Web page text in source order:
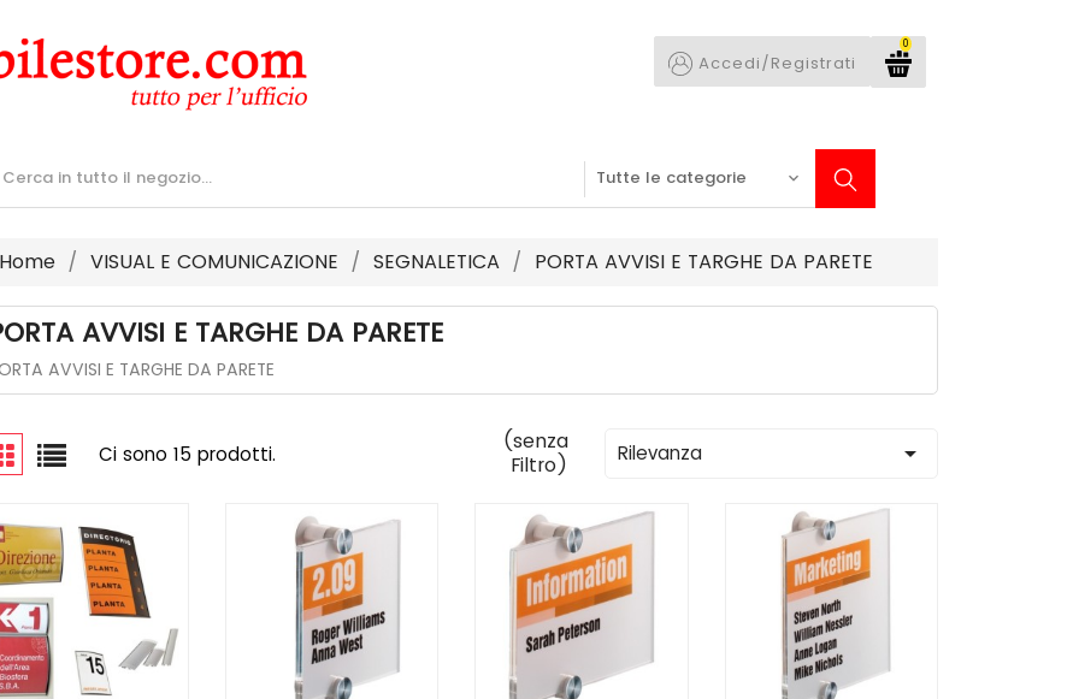
0
Accedi/Registrati
VISUAL E COMUNICAZIONE SEGNALETICA PORTA AVVISI E TARGHE DA PARETE
AVVISI E TARGHE DA PARETE
AVVISI E TARGHE DA PARETE
Ci sono 15 prodotti.
(senza
Filtro)
Rilevanza 